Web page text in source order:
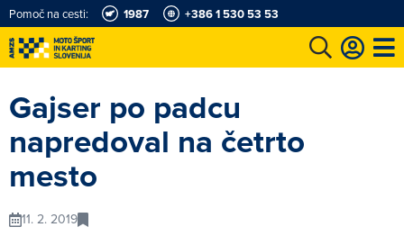
Pomoč na cesti: 1987 +386 1 530 53 53
Gajser po padcu
napredoval na četrto
mesto
11. 2. 2019